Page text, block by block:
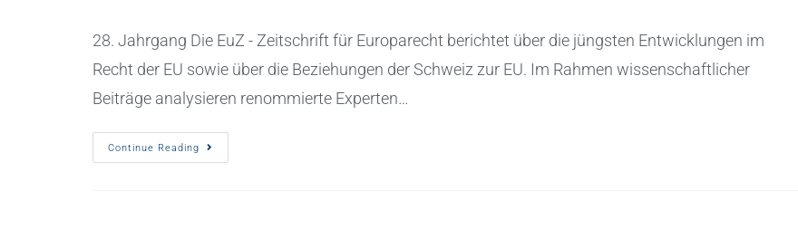
28. Jahrgang Die EuZ - Zeitschrift für Europarecht berichtet über die jüngsten Entwicklungen im
Recht der EU sowie über die Beziehungen der Schweiz zur EU. Im Rahmen wissenschaftlicher
Beiträge analysieren renommierte Experten…
Continue Reading